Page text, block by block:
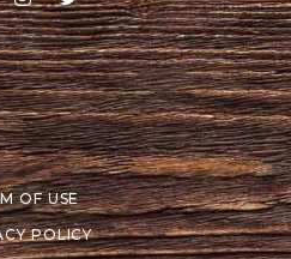
OF USE
POLICY